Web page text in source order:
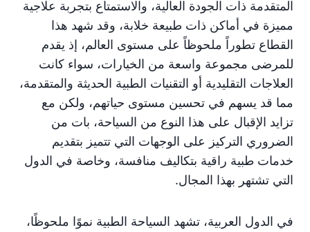
المتقدمة ذات الجودة العالية، والاستمتاع بتجربة علاجية
مميزة في أماكن ذات طبيعة خلابة، وقد شهد هذا
القطاع تطوراً ملحوظاً على مستوى العالم، إذ يقدم
للمرضى مجموعة واسعة من الخيارات، سواء كانت
العلاجات التقليدية أو التقنيات الطبية الحديثة والمتقدمة،
مما قد يسهم في تحسين مستوى حياتهم، ولكن مع
تزايد الإقبال على هذا النوع من السياحة، بات من
الضروري التركيز على الوجهات التي تتميز بتقديم
خدمات طبية راقية بتكاليف منافسة، وخاصة في الدول
التي تشتهر بهذا المجال.
في الدول العربية، تشهد السياحة الطبية نموًا ملحوظًا،